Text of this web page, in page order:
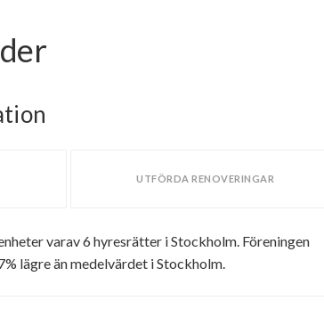
UTFÖRDA RENOVERINGAR
varav 6 hyresrätter i Stockholm. Föreningen
lägre än medelvärdet i Stockholm.